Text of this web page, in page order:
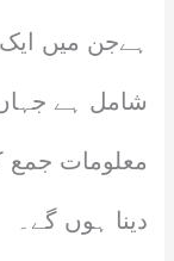
ہےجن میں
شامل ہے جہاں
معلومات جمع
دینا ہوں گے۔